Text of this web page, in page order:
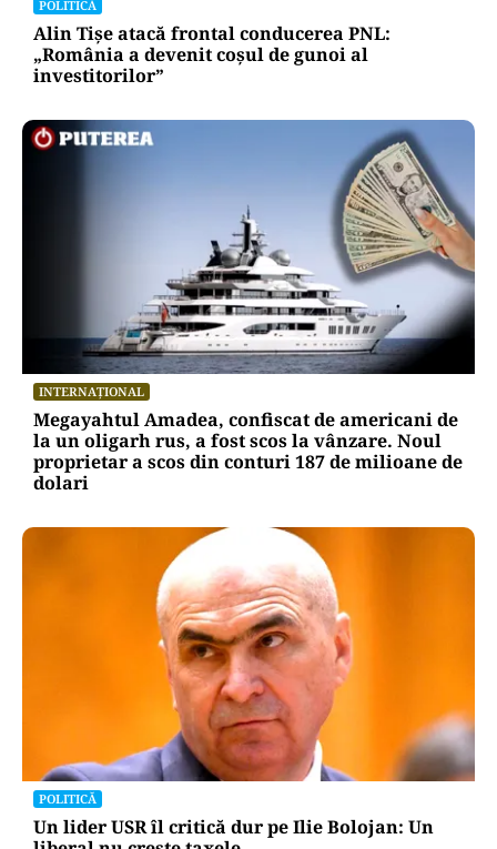
POLITICĂ
Alin Tișe atacă frontal conducerea PNL:
„România a devenit coșul de gunoi al
investitorilor”
INTERNAȚIONAL
Megayahtul Amadea, confiscat de americani de
la un oligarh rus, a fost scos la vânzare. Noul
proprietar a scos din conturi 187 de milioane de
dolari
POLITICĂ
Un lider USR îl critică dur pe Ilie Bolojan: Un